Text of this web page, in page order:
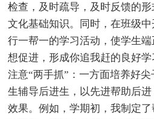
检查，及时疏导，及时反馈的
文化基础知识。同时，在班级
行一帮一的学习活动，使学生
想促进，形成你追我赶的良好
注意“两手抓”：一方面培养好
生辅导后进生，以先进帮助后
效果。例如，学期初，我制定